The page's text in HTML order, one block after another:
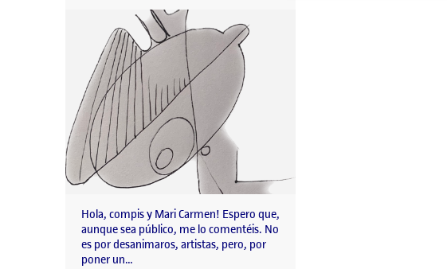
Hola, compis y Mari Carmen! Espero que,
aunque sea público, me lo comentéis. No
es por desanimaros, artistas, pero, por
poner un…